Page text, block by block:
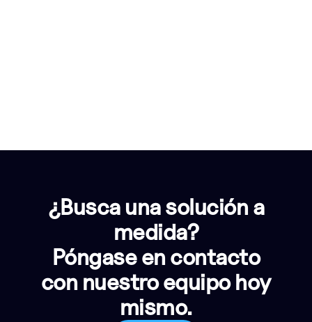
¿Busca una solución a
medida?
Póngase en contacto
con nuestro equipo hoy
mismo.